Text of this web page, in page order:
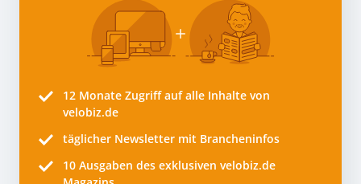
12 Monate Zugriff auf alle Inhalte von
velobiz.de
täglicher Newsletter mit Brancheninfos
10 Ausgaben des exklusiven velobiz.de